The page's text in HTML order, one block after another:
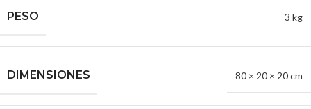
PESO 3 kg
DIMENSIONES 80 × 20 × 20 cm